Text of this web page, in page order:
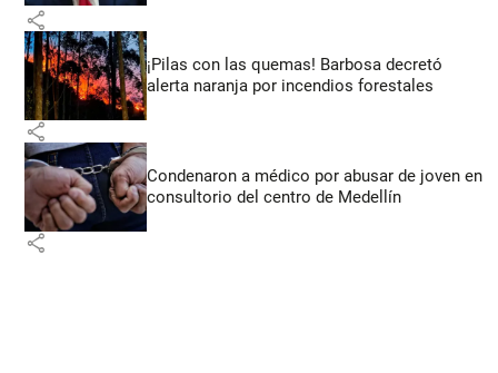
share
¡Pilas con las quemas! Barbosa decretó
alerta naranja por incendios forestales
share
Condenaron a médico por abusar de joven en
consultorio del centro de Medellín
share